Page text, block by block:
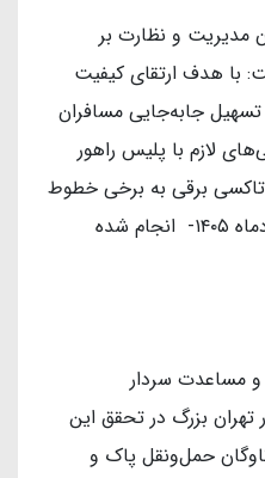
مدیریت و نظارت بر
با هدف ارتقای کیفیت
جابه‌جایی مسافران
لازم با پلیس راهور
تاکسی برقی به برخی خطوط
ویژه از روز گذشته -سوم خردادماه ۱۴۰۵- انجام شده
مساعدت سردار
بزرگ در تحقق این
حمل‌ونقل پاک و